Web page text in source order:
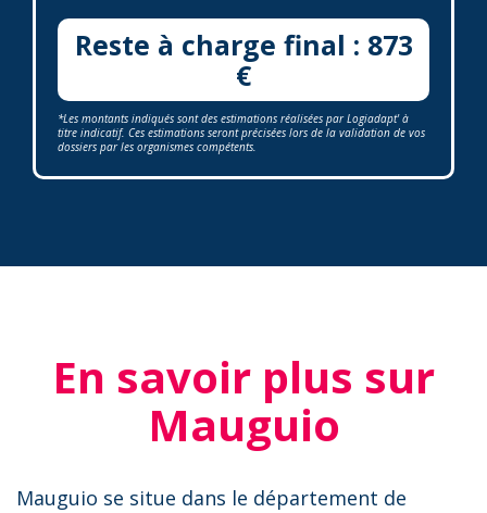
Reste à charge final : 873
€
*Les montants indiqués sont des estimations réalisées par Logiadapt' à
titre indicatif. Ces estimations seront précisées lors de la validation de vos
dossiers par les organismes compétents.
En savoir plus sur
Mauguio
Mauguio se situe dans le département de